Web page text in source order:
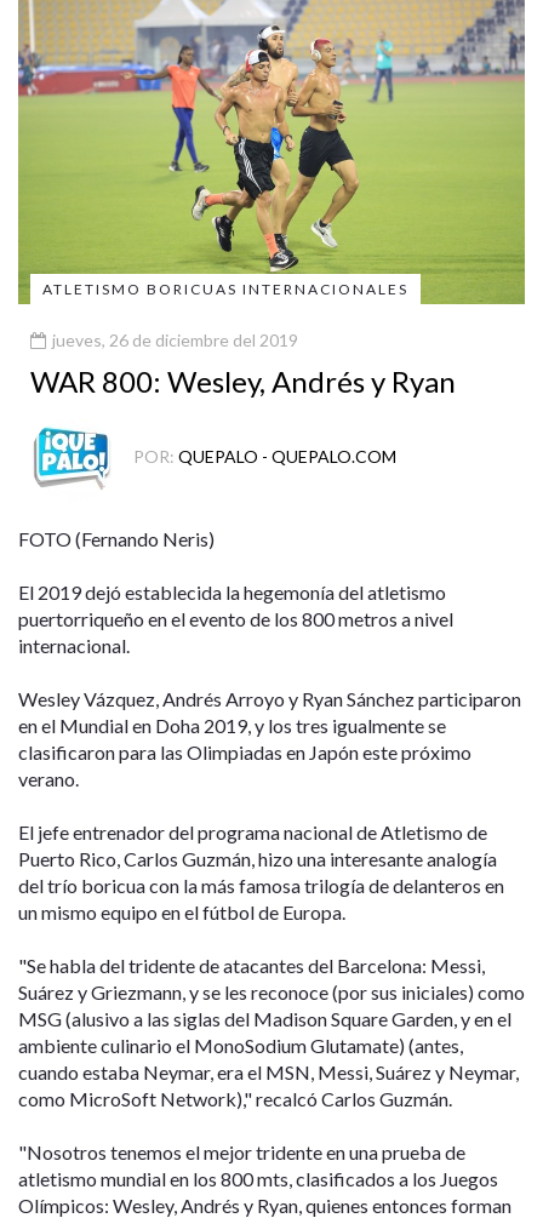
ATLETISMO BORICUAS INTERNACIONALES
jueves, 26 de diciembre del 2019
WAR 800: Wesley, Andrés y Ryan
POR: QUEPALO - QUEPALO.COM
FOTO (Fernando Neris)
El 2019 dejó establecida la hegemonía del atletismo
puertorriqueño en el evento de los 800 metros a nivel
internacional.
Wesley Vázquez, Andrés Arroyo y Ryan Sánchez participaron
en el Mundial en Doha 2019, y los tres igualmente se
clasificaron para las Olimpiadas en Japón este próximo
verano.
El jefe entrenador del programa nacional de Atletismo de
Puerto Rico, Carlos Guzmán, hizo una interesante analogía
del trío boricua con la más famosa trilogía de delanteros en
un mismo equipo en el fútbol de Europa.
"Se habla del tridente de atacantes del Barcelona: Messi,
Suárez y Griezmann, y se les reconoce (por sus iniciales) como
MSG (alusivo a las siglas del Madison Square Garden, y en el
ambiente culinario el MonoSodium Glutamate) (antes,
cuando estaba Neymar, era el MSN, Messi, Suárez y Neymar,
como MicroSoft Network)," recalcó Carlos Guzmán.
"Nosotros tenemos el mejor tridente en una prueba de
atletismo mundial en los 800 mts, clasificados a los Juegos
Olímpicos: Wesley, Andrés y Ryan, quienes entonces forman